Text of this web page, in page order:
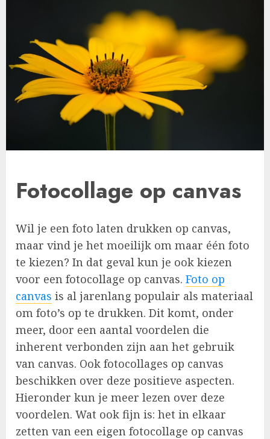
Fotocollage op canvas
Wil je een foto laten drukken op canvas,
maar vind je het moeilijk om maar één foto
te kiezen? In dat geval kun je ook kiezen
voor een fotocollage op canvas. Foto op
canvas is al jarenlang populair als materiaal
om foto’s op te drukken. Dit komt, onder
meer, door een aantal voordelen die
inherent verbonden zijn aan het gebruik
van canvas. Ook fotocollages op canvas
beschikken over deze positieve aspecten.
Hieronder kun je meer lezen over deze
voordelen. Wat ook fijn is: het in elkaar
zetten van een eigen fotocollage op canvas